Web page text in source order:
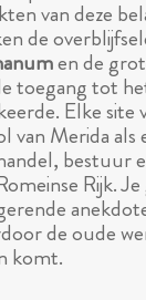
van deze
de
en de
toegang tot
Elke site
van Merida
bestuur
Rijk.
de oude
komt.